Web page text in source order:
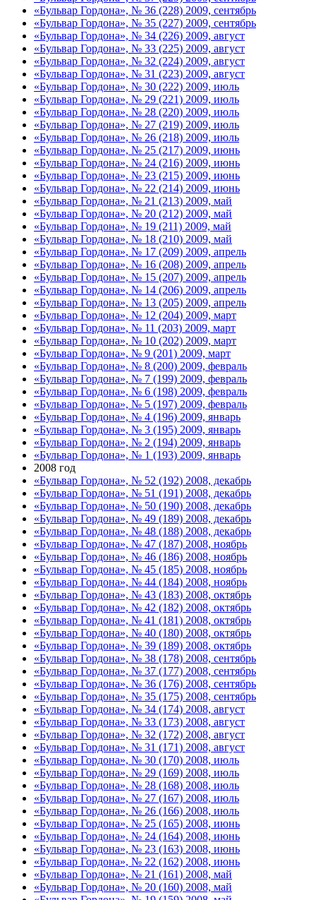
«Бульвар Гордона», № 36 (228) 2009, сентябрь
«Бульвар Гордона», № 35 (227) 2009, сентябрь
«Бульвар Гордона», № 34 (226) 2009, август
«Бульвар Гордона», № 33 (225) 2009, август
«Бульвар Гордона», № 32 (224) 2009, август
«Бульвар Гордона», № 31 (223) 2009, август
«Бульвар Гордона», № 30 (222) 2009, июль
«Бульвар Гордона», № 29 (221) 2009, июль
«Бульвар Гордона», № 28 (220) 2009, июль
«Бульвар Гордона», № 27 (219) 2009, июль
«Бульвар Гордона», № 26 (218) 2009, июль
«Бульвар Гордона», № 25 (217) 2009, июнь
«Бульвар Гордона», № 24 (216) 2009, июнь
«Бульвар Гордона», № 23 (215) 2009, июнь
«Бульвар Гордона», № 22 (214) 2009, июнь
«Бульвар Гордона», № 21 (213) 2009, май
«Бульвар Гордона», № 20 (212) 2009, май
«Бульвар Гордона», № 19 (211) 2009, май
«Бульвар Гордона», № 18 (210) 2009, май
«Бульвар Гордона», № 17 (209) 2009, апрель
«Бульвар Гордона», № 16 (208) 2009, апрель
«Бульвар Гордона», № 15 (207) 2009, апрель
«Бульвар Гордона», № 14 (206) 2009, апрель
«Бульвар Гордона», № 13 (205) 2009, апрель
«Бульвар Гордона», № 12 (204) 2009, март
«Бульвар Гордона», № 11 (203) 2009, март
«Бульвар Гордона», № 10 (202) 2009, март
«Бульвар Гордона», № 9 (201) 2009, март
«Бульвар Гордона», № 8 (200) 2009, февраль
«Бульвар Гордона», № 7 (199) 2009, февраль
«Бульвар Гордона», № 6 (198) 2009, февраль
«Бульвар Гордона», № 5 (197) 2009, февраль
«Бульвар Гордона», № 4 (196) 2009, январь
«Бульвар Гордона», № 3 (195) 2009, январь
«Бульвар Гордона», № 2 (194) 2009, январь
«Бульвар Гордона», № 1 (193) 2009, январь
2008 год
«Бульвар Гордона», № 52 (192) 2008, декабрь
«Бульвар Гордона», № 51 (191) 2008, декабрь
«Бульвар Гордона», № 50 (190) 2008, декабрь
«Бульвар Гордона», № 49 (189) 2008, декабрь
«Бульвар Гордона», № 48 (188) 2008, декабрь
«Бульвар Гордона», № 47 (187) 2008, ноябрь
«Бульвар Гордона», № 46 (186) 2008, ноябрь
«Бульвар Гордона», № 45 (185) 2008, ноябрь
«Бульвар Гордона», № 44 (184) 2008, ноябрь
«Бульвар Гордона», № 43 (183) 2008, октябрь
«Бульвар Гордона», № 42 (182) 2008, октябрь
«Бульвар Гордона», № 41 (181) 2008, октябрь
«Бульвар Гордона», № 40 (180) 2008, октябрь
«Бульвар Гордона», № 39 (189) 2008, октябрь
«Бульвар Гордона», № 38 (178) 2008, сентябрь
«Бульвар Гордона», № 37 (177) 2008, сентябрь
«Бульвар Гордона», № 36 (176) 2008, сентябрь
«Бульвар Гордона», № 35 (175) 2008, сентябрь
«Бульвар Гордона», № 34 (174) 2008, август
«Бульвар Гордона», № 33 (173) 2008, август
«Бульвар Гордона», № 32 (172) 2008, август
«Бульвар Гордона», № 31 (171) 2008, август
«Бульвар Гордона», № 30 (170) 2008, июль
«Бульвар Гордона», № 29 (169) 2008, июль
«Бульвар Гордона», № 28 (168) 2008, июль
«Бульвар Гордона», № 27 (167) 2008, июль
«Бульвар Гордона», № 26 (166) 2008, июль
«Бульвар Гордона», № 25 (165) 2008, июнь
«Бульвар Гордона», № 24 (164) 2008, июнь
«Бульвар Гордона», № 23 (163) 2008, июнь
«Бульвар Гордона», № 22 (162) 2008, июнь
«Бульвар Гордона», № 21 (161) 2008, май
«Бульвар Гордона», № 20 (160) 2008, май